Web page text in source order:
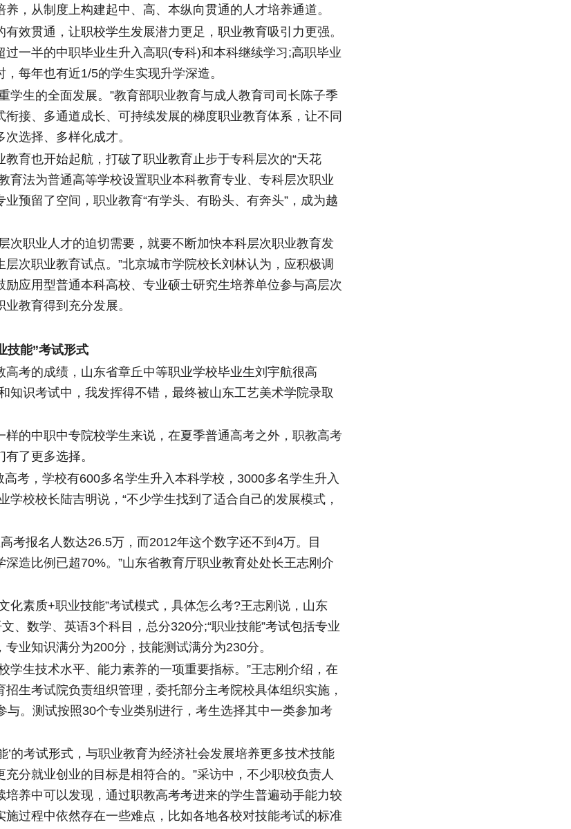
，从制度上构建起中、高、本纵向贯通的人才培养通道。
贯通，让职校学生发展潜力更足，职业教育吸引力更强。
过一半的中职毕业生升入高职(专科)和本科继续学习;高职毕业
每年也有近1/5的学生实现升学深造。
生的全面发展。”教育部职业教育与成人教育司司长陈子季
接、多通道成长、可持续发展的梯度职业教育体系，让不同
选择、多样化成才。
也开始起航，打破了职业教育止步于专科层次的“天花
育法为普通高等学校设置职业本科教育专业、专科层次职业
预留了空间，职业教育“有学头、有盼头、有奔头”，成为越
职业人才的迫切需要，就要不断加快本科层次职业教育发
层次职业教育试点。”北京城市学院校长刘林认为，应积极调
励应用型普通本科高校、专业硕士研究生培养单位参与高层次
教育得到充分发展。
能”考试形式
考的成绩，山东省章丘中等职业学校毕业生刘宇航很高
知识考试中，我发挥得不错，最终被山东工艺美术学院录取
的中职中专院校学生来说，在夏季普通高考之外，职教高考
了更多选择。
考，学校有600多名学生升入本科学校，3000多名学生升入
学校校长陆吉明说，“不少学生找到了适合自己的发展模式，
报名人数达26.5万，而2012年这个数字还不到4万。目
造比例已超70%。”山东省教育厅职业教育处处长王志刚介
素质+职业技能”考试模式，具体怎么考?王志刚说，山东
、数学、英语3个科目，总分320分;“职业技能”考试包括专业
业知识满分为200分，技能测试满分为230分。
生技术水平、能力素养的一项重要指标。”王志刚介绍，在
生考试院负责组织管理，委托部分主考院校具体组织实施，
与。测试按照30个专业类别进行，考生选择其中一类参加考
的考试形式，与职业教育为经济社会发展培养更多技术技能
充分就业创业的目标是相符合的。”采访中，不少职校负责人
培养中可以发现，通过职教高考考进来的学生普遍动手能力较
施过程中依然存在一些难点，比如各地各校对技能考试的标准